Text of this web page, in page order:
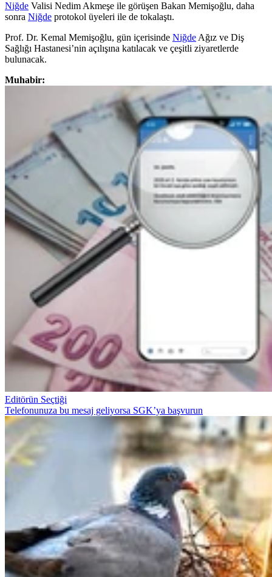
Niğde Valisi Nedim Akmeşe ile görüşen Bakan Memişoğlu, daha
sonra Niğde protokol üyeleri ile de tokalaştı.
Prof. Dr. Kemal Memişoğlu, gün içerisinde NiğdeAğız ve Diş
Sağlığı Hastanesi’nin açılışına katılacak ve çeşitli ziyaretlerde
bulunacak.
Muhabir:
Editörün Seçtiği
Telefonunuza bu mesaj geliyorsa SGK’ya başvurun